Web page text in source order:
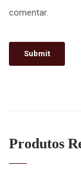
comentar.
Produtos